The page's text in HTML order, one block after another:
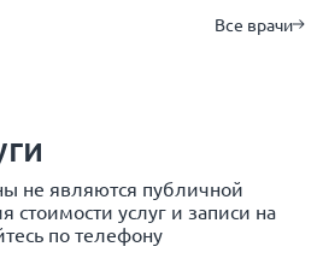
Все врачи
не являются публичной
стоимости услуг и записи на
по телефону